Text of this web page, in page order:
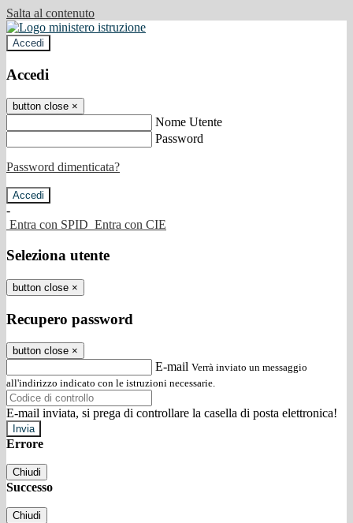
Salta al contenuto
Accedi
Accedi
button close ×
Nome Utente
Password
Password dimenticata?
-
Entra con SPID Entra con CIE
Seleziona utente
button close ×
Recupero password
button close ×
E-mail Verrà inviato un messaggio
all'indirizzo indicato con le istruzioni necessarie.
E-mail inviata, si prega di controllare la casella di posta elettronica!
Errore
Chiudi
Successo
Chiudi